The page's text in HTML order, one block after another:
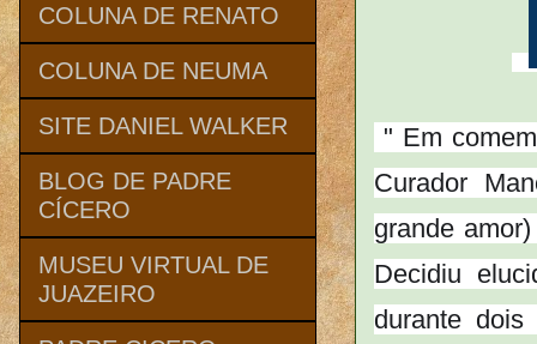
" Em
Curador
grande
Decidiu
durante
COLUNA DE RENATO
COLUNA DE NEUMA
SITE DANIEL WALKER
BLOG DE PADRE
CÍCERO
MUSEU VIRTUAL DE
JUAZEIRO